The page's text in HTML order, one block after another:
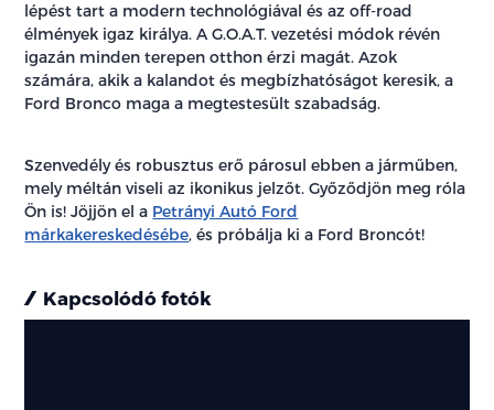
lépést tart a modern technológiával és az off-road
élmények igaz királya. A G.O.A.T. vezetési módok révén
igazán minden terepen otthon érzi magát. Azok
számára, akik a kalandot és megbízhatóságot keresik, a
Ford Bronco maga a megtestesült szabadság.
Szenvedély és robusztus erő párosul ebben a járműben,
mely méltán viseli az ikonikus jelzőt. Győződjön meg róla
Ön is! Jöjjön el a Petrányi Autó Ford
márkakereskedésébe, és próbálja ki a Ford Broncót!
Kapcsolódó fotók